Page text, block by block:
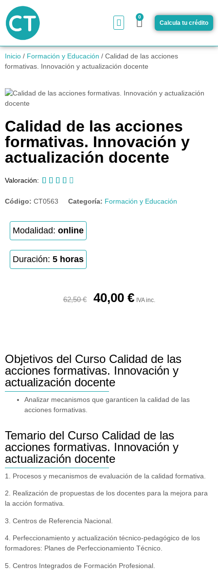
0
Calcula tu crédito
Inicio / Formación y Educación / Calidad de las acciones
formativas. Innovación y actualización docente
Calidad de las acciones
formativas. Innovación y
actualización docente
Valoración:     
Código: CT0563 Categoría: Formación y Educación
Modalidad: online
Duración: 5 horas
62,50€ 40,00 € IVA inc.
Objetivos del Curso Calidad de las
acciones formativas. Innovación y
actualización docente
Analizar mecanismos que garanticen la calidad de las
acciones formativas.
Temario del Curso Calidad de las
acciones formativas. Innovación y
actualización docente
1. Procesos y mecanismos de evaluación de la calidad formativa.
2. Realización de propuestas de los docentes para la mejora para
la acción formativa.
3. Centros de Referencia Nacional.
4. Perfeccionamiento y actualización técnico-pedagógico de los
formadores: Planes de Perfeccionamiento Técnico.
5. Centros Integrados de Formación Profesional.